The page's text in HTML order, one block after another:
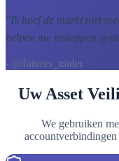
"Ik hoef de markt niet
helpen me instappen
- @futures_trader
Uw Asset
We gebruiken
accountverbindingen